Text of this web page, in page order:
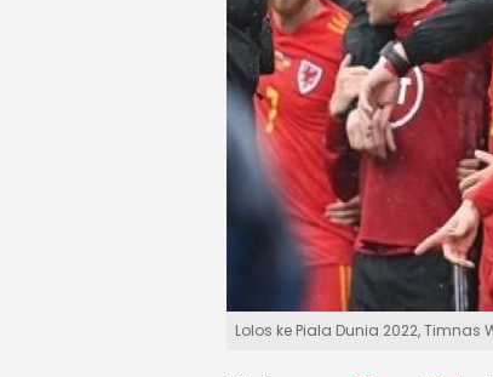
Lolos ke Piala Dunia 2022, Timnas